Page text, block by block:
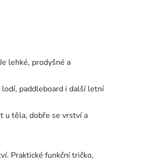
lehké, prodyšné a
lodí, paddleboard i další letní
u těla, dobře se vrství a
Praktické funkční tričko,